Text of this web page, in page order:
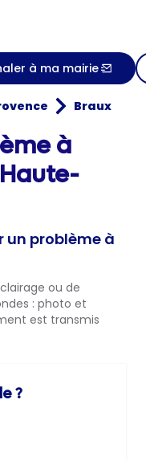
à ma mairie
Braux
à
un problème à
ou de
: photo et
est transmis
?